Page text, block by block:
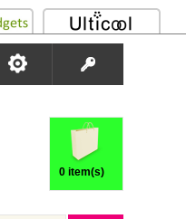
0 item(s)